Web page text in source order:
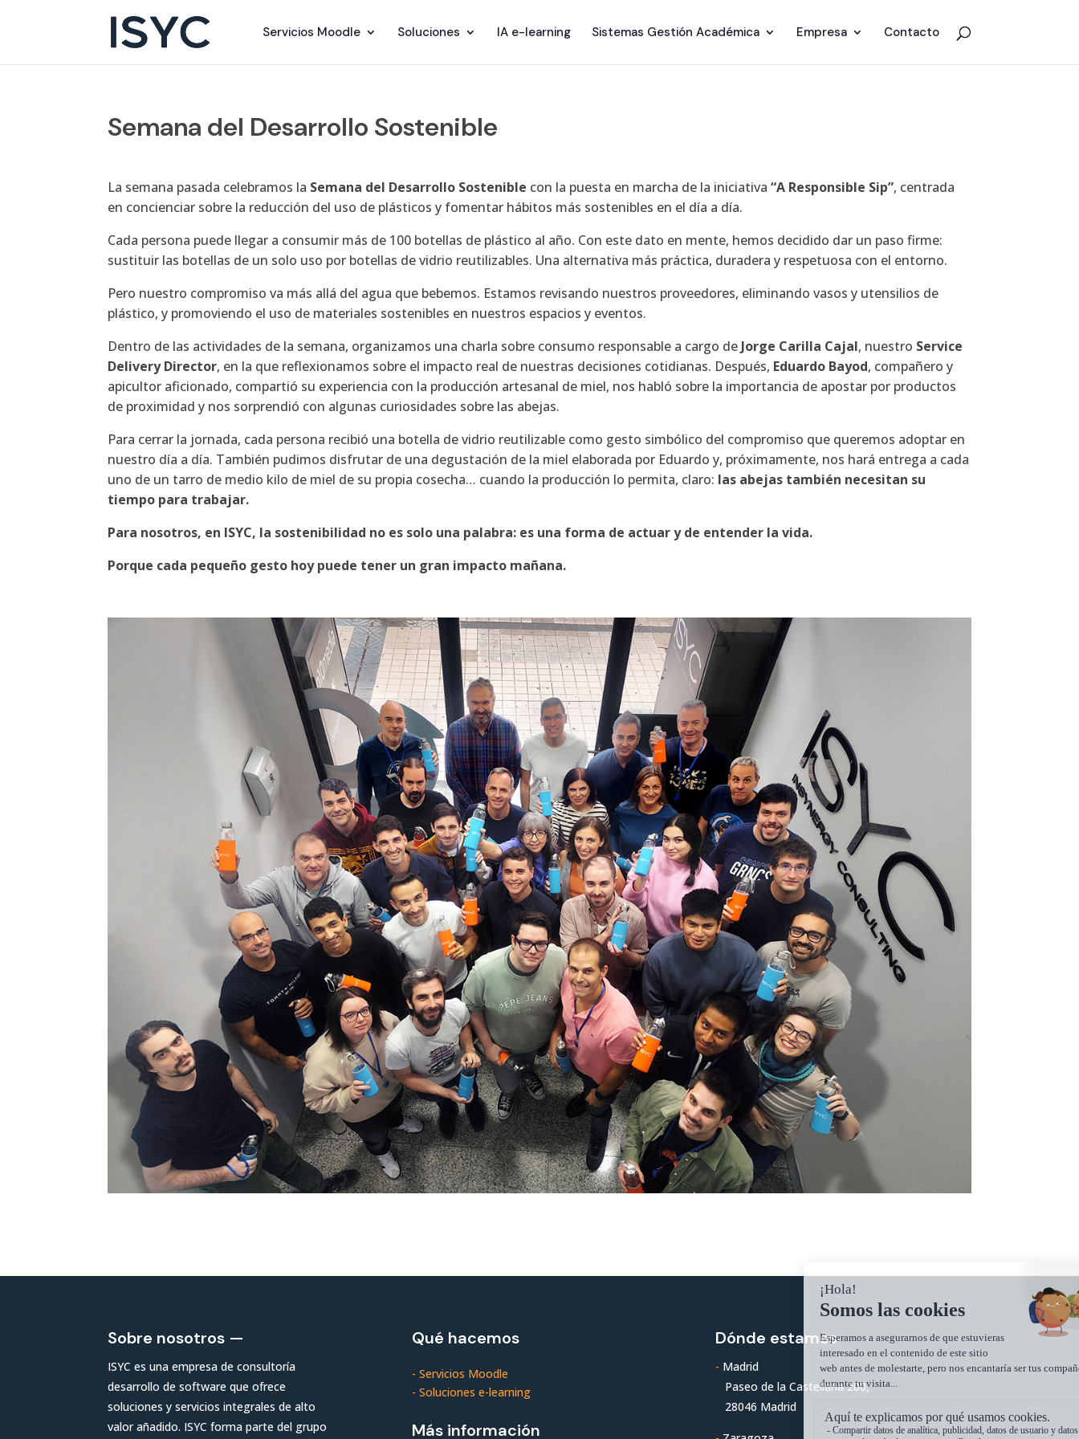
Servicios Moodle Soluciones IA e-learning Sistemas Gestión Académica Empresa Contacto
Semana del Desarrollo Sostenible
La semana pasada celebramos la Semana del Desarrollo Sostenible con la puesta en marcha de la iniciativa“A Responsible Sip”, centrada
en concienciar sobre la reducción del uso de plásticos y fomentar hábitos más sostenibles en el día a día.
Cada persona puede llegar a consumir más de 100 botellas de plástico al año. Con este dato en mente, hemos decidido dar un paso firme:
sustituir las botellas de un solo uso por botellas de vidrio reutilizables. Una alternativa más práctica, duradera y respetuosa con el entorno.
Pero nuestro compromiso va más allá del agua que bebemos. Estamos revisando nuestros proveedores, eliminando vasos y utensilios de
plástico, y promoviendo el uso de materiales sostenibles en nuestros espacios y eventos.
Dentro de las actividades de la semana, organizamos una charla sobre consumo responsable a cargo de Jorge Carilla Cajal, nuestro Service
Delivery Director, en la que reflexionamos sobre el impacto real de nuestras decisiones cotidianas. Después, Eduardo Bayod, compañero y
apicultor aficionado, compartió su experiencia con la producción artesanal de miel, nos habló sobre la importancia de apostar por productos
de proximidad y nos sorprendió con algunas curiosidades sobre las abejas.
Para cerrar la jornada, cada persona recibió una botella de vidrio reutilizable como gesto simbólico del compromiso que queremos adoptar en
nuestro día a día. También pudimos disfrutar de una degustación de la miel elaborada por Eduardo y, próximamente, nos hará entrega a cada
uno de un tarro de medio kilo de miel de su propia cosecha… cuando la producción lo permita, claro: las abejas también necesitan su
tiempo para trabajar.
Para nosotros, en ISYC, la sostenibilidad no es solo una palabra: es una forma de actuar y de entender la vida.
Porque cada pequeño gesto hoy puede tener un gran impacto mañana.
Sobre nosotros —
ISYC es una empresa de consultoría
desarrollo de software que ofrece
soluciones y servicios integrales de alto
valor añadido. ISYC forma parte del grupo
Qué hacemos
- Servicios Moodle
- Soluciones e-learning
Más información
Dónde estamos
- Madrid
Paseo de la Castellana 200,
28046 Madrid